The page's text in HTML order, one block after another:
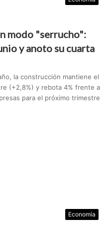
modo "serrucho":
y anoto su cuarta
la construcción mantiene el
(+2,8%) y rebota 4% frente a
para el próximo trimestre
Economía